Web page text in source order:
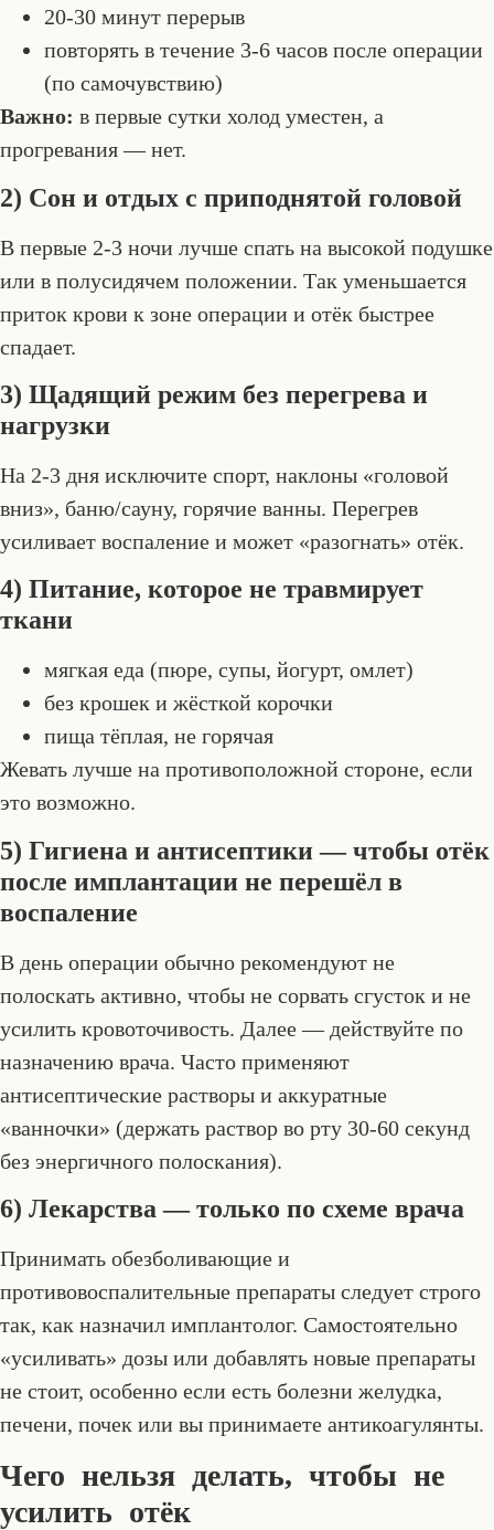
20-30 минут перерыв
повторять в течение 3-6 часов после операции
(по самочувствию)
Важно: в первые сутки холод уместен, а
прогревания — нет.
2) Сон и отдых с приподнятой головой
В первые 2-3 ночи лучше спать на высокой подушке
или в полусидячем положении. Так уменьшается
приток крови к зоне операции и отёк быстрее
спадает.
3) Щадящий режим без перегрева и
нагрузки
На 2-3 дня исключите спорт, наклоны «головой
вниз», баню/сауну, горячие ванны. Перегрев
усиливает воспаление и может «разогнать» отёк.
4) Питание, которое не травмирует
ткани
мягкая еда (пюре, супы, йогурт, омлет)
без крошек и жёсткой корочки
пища тёплая, не горячая
Жевать лучше на противоположной стороне, если
это возможно.
5) Гигиена и антисептики — чтобы отёк
после имплантации не перешёл в
воспаление
В день операции обычно рекомендуют не
полоскать активно, чтобы не сорвать сгусток и не
усилить кровоточивость. Далее — действуйте по
назначению врача. Часто применяют
антисептические растворы и аккуратные
«ванночки» (держать раствор во рту 30-60 секунд
без энергичного полоскания).
6) Лекарства — только по схеме врача
Принимать обезболивающие и
противовоспалительные препараты следует строго
так, как назначил имплантолог. Самостоятельно
«усиливать» дозы или добавлять новые препараты
не стоит, особенно если есть болезни желудка,
печени, почек или вы принимаете антикоагулянты.
Чего нельзя делать, чтобы не
усилить отёк